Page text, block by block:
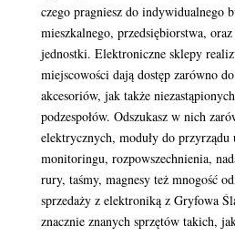
czego pragniesz do indywidualnego
mieszkalnego, przedsiębiorstwa,
jednostki. Elektroniczne sklepy
miejscowości dają dostęp zarówno
akcesoriów, jak także
podzespołów. Odszukasz w nich
elektrycznych, moduły do przyrządu
monitoringu, rozpowszechnienia,
rury, taśmy, magnesy też mnogość
sprzedaży z elektroniką z Gryfowa
znacznie znanych sprzętów takich,